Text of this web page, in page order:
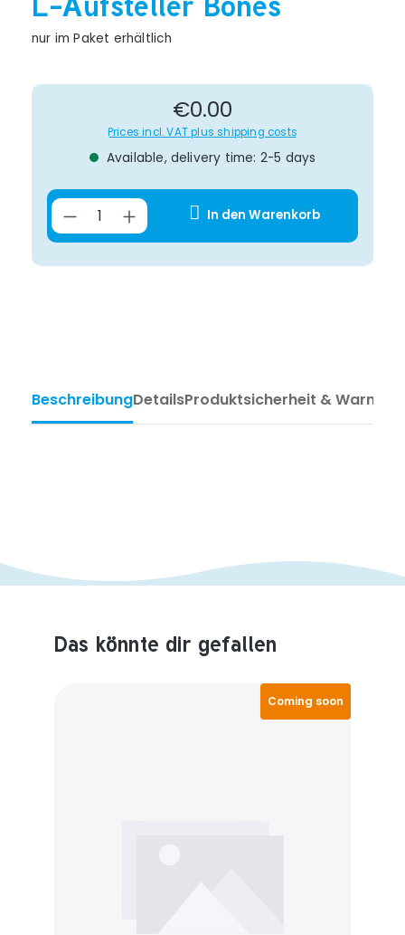
nur im Paket erhältlich
Regular price:
€0.00
Prices incl. VAT plus shipping costs
Available, delivery time: 2-5 days
Product Quantity: Enter the
In den Warenkorb
BeschreibungDetailsProduktsicherheit &
Produktempfehlungen überspringen
Das könnte dir gefallen
Coming soon